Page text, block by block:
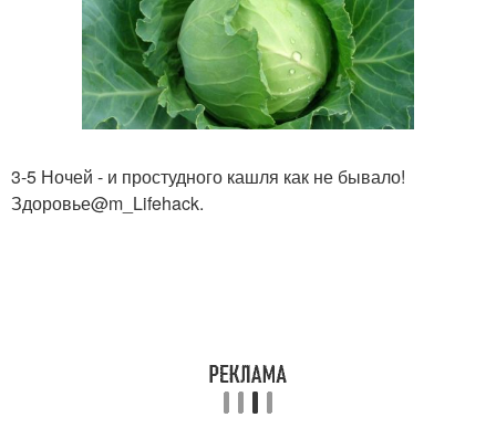
3-5 Ночей - и простудного кашля как не бывало!
Здоровье@m_Lifehack.